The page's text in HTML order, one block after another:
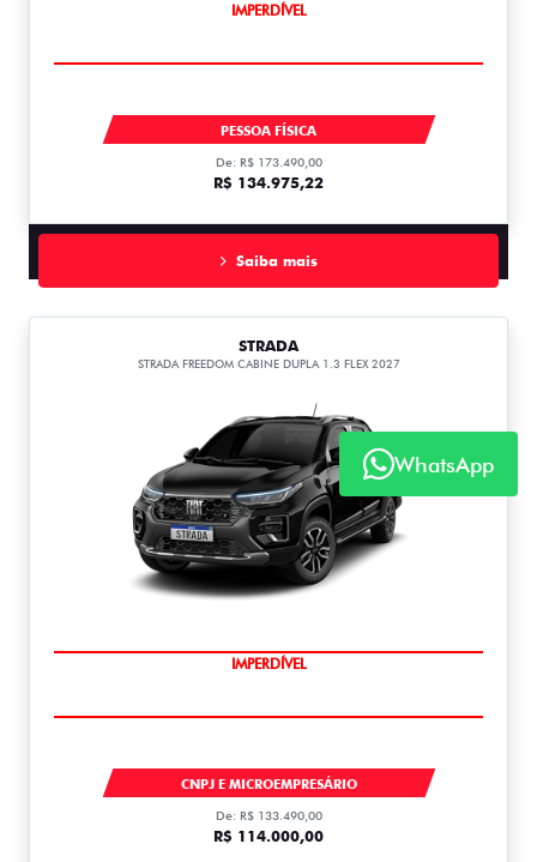
IMPERDÍVEL
FASTBACK
PESSOA FÍSICA
De: R$ 173.490,00
R$ 134.975,22
Saiba mais
STRADA
STRADA FREEDOM CABINE DUPLA 1.3 FLEX 2027
IMPERDÍVEL
CNPJ E MICROEMPRESÁRIO
De: R$ 133.490,00
R$ 114.000,00
WhatsApp